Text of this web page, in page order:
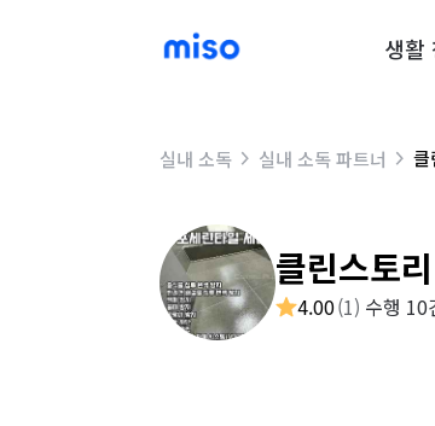
생활
실내 소독 실내 소독 파트너 클
클린스토리
4.00(1) 수행 10